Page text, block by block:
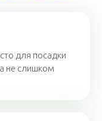
для посадки
не слишком